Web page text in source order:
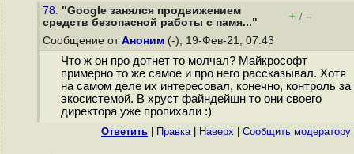
78. "Google занялся продвижением
средств безопасной работы с памя..."
+ / –
Сообщение от Аноним (-), 19-Фев-21, 07:43
Что ж он про дотнет то молчал? Майкрософт
примерно то же самое и про него рассказывал. Хотя
на самом деле их интересовал, конечно, контроль за
экосистемой. В хруст файндейшн то они своего
директора уже пропихали :)
Ответить Правка| Наверх Cообщить модератору